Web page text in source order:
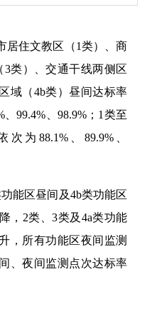
居住文教区（1类）、商
类）、交通干线两侧区
域（4b类）昼间达标率
、99.4%、98.9%；1类至
为88.1%、89.9%、
能区昼间及4b类功能区
，2类、3类及4a类功能
，所有功能区夜间监测
、夜间监测点次达标率